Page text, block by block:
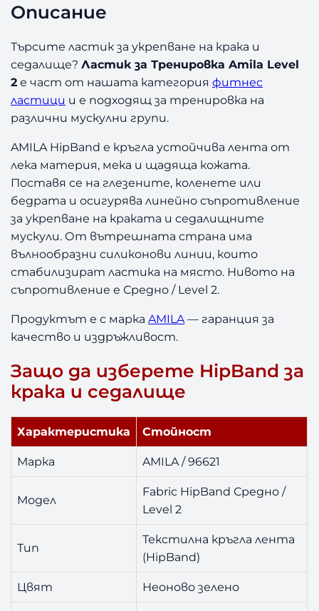
Л
с
т
и
к
з
а
р
е
н
и
р
в
к
а
A
i
l
L
e
v
e
l
2
Описание
Търсите ластик за укрепване на крака и
седалище?Ластик за Тренировка Amila Level
2 е част от нашата категорияфитнес
ластици и е подходящ за тренировка на
различни мускулни групи.
AMILA HipBand е кръгла устойчива лента от
лека материя, мека и щадяща кожата.
Поставя се на глезените, коленете или
бедрата и осигурява линейно съпротивление
за укрепване на краката и седалищните
мускули. От вътрешната страна има
вълнообразни силиконови линии, които
стабилизират ластика на място. Нивото на
съпротивление е Средно / Level 2.
Продуктът е с маркаAMILA— гаранция за
качество и издръжливост.
Защо да изберете HipBand за
крака и седалище
Характеристика Стойност
Марка AMILA / 96621
Модел
Fabric HipBand Средно /
Level 2
Тип
Текстилна кръгла лента
(HipBand)
Цвят Неоново зелено